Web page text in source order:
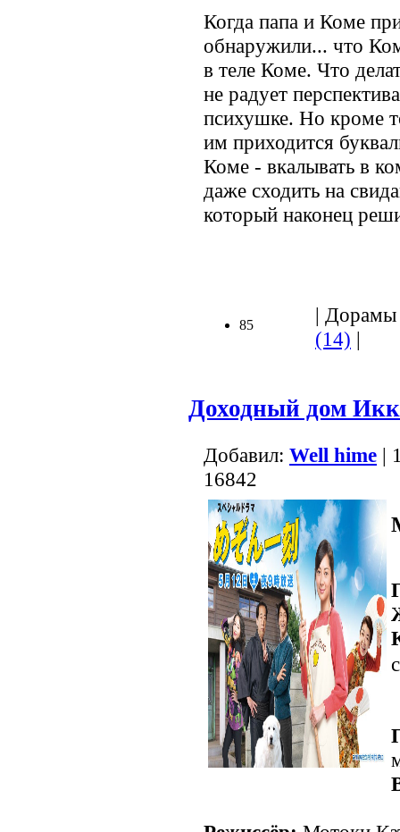
Когда папа и Коме
обнаружили... что
в теле Коме. Что
не радует
психушке. Но кроме
им приходится
Коме - вкалывать в
даже сходить на
который наконец
85
|
(14) |
Доходный дом
Добавил: Well hime |
16842